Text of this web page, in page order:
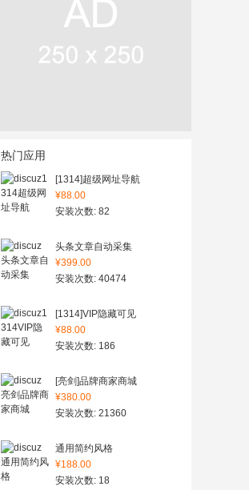
热门应用
[1314]超级网址导航
¥88.00
安装次数: 82
头条文章自动采集
¥399.00
安装次数: 40474
[1314]VIP隐藏可见
¥88.00
安装次数: 186
[亮剑]品牌商家商城
¥380.00
安装次数: 21360
通用简约风格
¥188.00
安装次数: 18